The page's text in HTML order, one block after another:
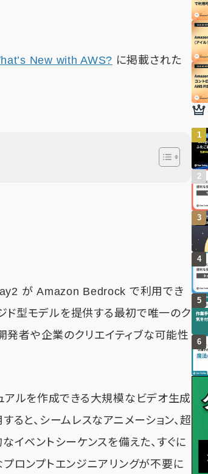
New with AWS? に掲載された
が Amazon Bedrock で利用でき
ド型モデルを提供する最初で唯一のク
発者や企業のクリエイティブな可能性
ルを作成できる大規模なビデオ生成
と、シームレスなアニメーション、超
イベントシーケンスを備えた、すぐに
ロンプトエンジニアリングが不要に